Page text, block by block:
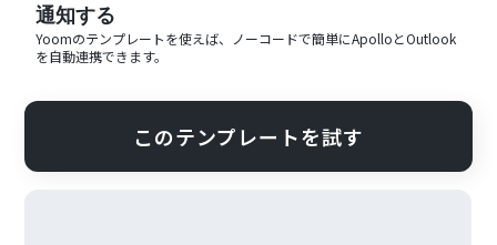
通知する
Yoomのテンプレートを使えば、ノーコードで簡単にApolloとOutlook
を自動連携できます。
このテンプレートを試す